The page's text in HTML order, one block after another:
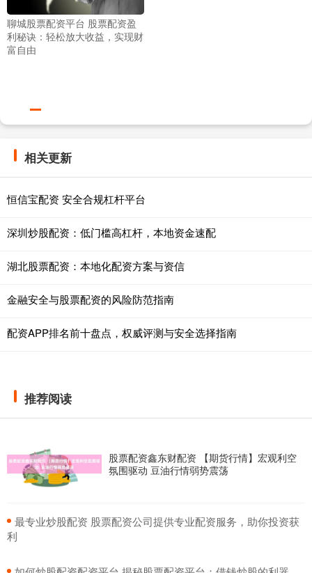
聊城股票配资平台 股票配资盈
利秘诀：轻松放大收益，实现财
富自由
相关更新
恒信宝配资 安全合规杠杆平台
深圳炒股配资：低门槛高杠杆，本地资金速配
湖北股票配资：本地化配资方案与资信
金融安全与股票配资的风险防范指南
配资APP排名前十盘点，权威评测与安全选择指南
推荐阅读
股票配资鑫东财配资 【期货行情】宏观利空
氛围驱动 豆油行情弱势震荡
​最专业炒股配资 股票配资公司提供专业配资服务，助你投资获
利